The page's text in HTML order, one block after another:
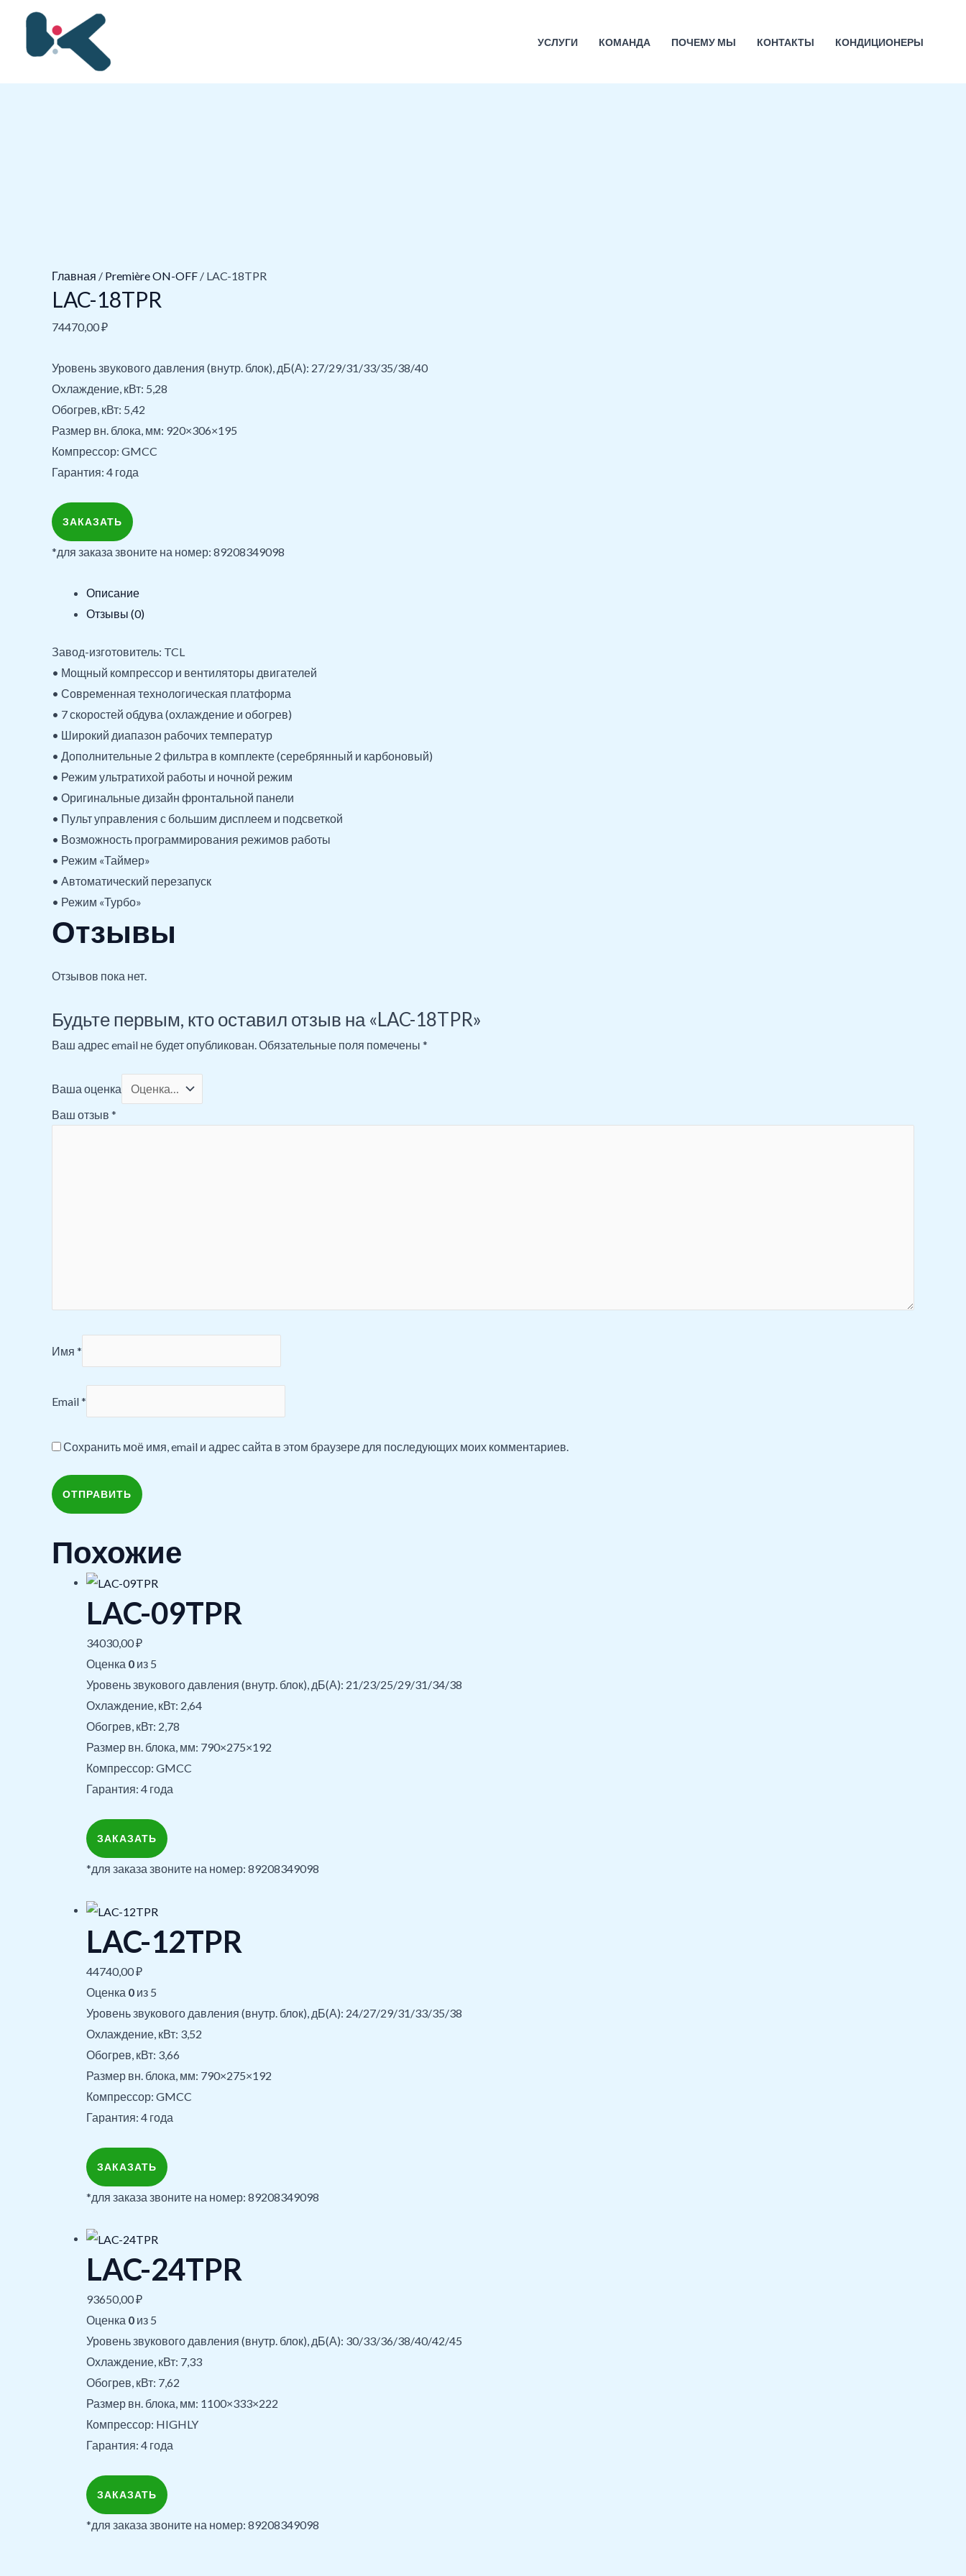
Перейти
содержимому
УСЛУГИ КОМАНДА ПОЧЕМУ МЫ КОНТАКТЫ КОНДИЦИОНЕРЫ
Главная / Première ON-OFF / LAC-18TPR
LAC-18TPR
74470,00₽
Уровень звукового давления (внутр. блок), дБ(А): 27/29/31/33/35/38/40
Охлаждение, кВт: 5,28
Обогрев, кВт: 5,42
Размер вн. блока, мм: 920×306×195
Компрессор: GMCC
Гарантия: 4 года
ЗАКАЗАТЬ
*для заказа звоните на номер: 89208349098
Описание
Отзывы (0)
Завод-изготовитель: TCL
• Мощный компрессор и вентиляторы двигателей
• Современная технологическая платформа
• 7 скоростей обдува (охлаждение и обогрев)
• Широкий диапазон рабочих температур
• Дополнительные 2 фильтра в комплекте (серебрянный и карбоновый)
• Режим ультратихой работы и ночной режим
• Оригинальные дизайн фронтальной панели
• Пульт управления с большим дисплеем и подсветкой
• Возможность программирования режимов работы
• Режим «Таймер»
• Автоматический перезапуск
• Режим «Турбо»
Отзывы
Отзывов пока нет.
Будьте первым, кто оставил отзыв на «LAC-18TPR»
Ваш адрес email не будет опубликован.Обязательные поля помечены *
Ваша оценка
Ваш отзыв *
Имя *
Email*
Сохранить моё имя, email и адрес сайта в этом браузере для последующих моих комментариев.
Похожие
LAC-09TPR
34030,00₽
Оценка 0 из 5
Уровень звукового давления (внутр. блок), дБ(А): 21/23/25/29/31/34/38
Охлаждение, кВт: 2,64
Обогрев, кВт: 2,78
Размер вн. блока, мм: 790×275×192
Компрессор: GMCC
Гарантия: 4 года
ЗАКАЗАТЬ
*для заказа звоните на номер: 89208349098
LAC-12TPR
44740,00₽
Оценка 0 из 5
Уровень звукового давления (внутр. блок), дБ(А): 24/27/29/31/33/35/38
Охлаждение, кВт: 3,52
Обогрев, кВт: 3,66
Размер вн. блока, мм: 790×275×192
Компрессор: GMCC
Гарантия: 4 года
ЗАКАЗАТЬ
*для заказа звоните на номер: 89208349098
LAC-24TPR
93650,00₽
Оценка 0 из 5
Уровень звукового давления (внутр. блок), дБ(А): 30/33/36/38/40/42/45
Охлаждение, кВт: 7,33
Обогрев, кВт: 7,62
Размер вн. блока, мм: 1100×333×222
Компрессор: HIGHLY
Гарантия: 4 года
ЗАКАЗАТЬ
*для заказа звоните на номер: 89208349098